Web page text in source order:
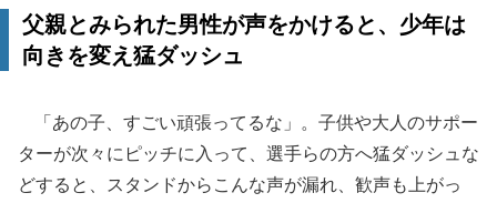
父親とみられた男性が声をかけると、少年は
向きを変え猛ダッシュ
「あの子、すごい頑張ってるな」。子供や大人のサポー
ターが次々にピッチに入って、選手らの方へ猛ダッシュな
どすると、スタンドからこんな声が漏れ、歓声も上がっ